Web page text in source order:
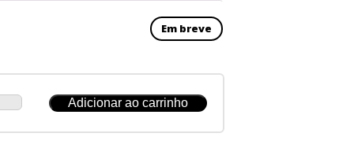
Em breve
Adicionar ao carrinho